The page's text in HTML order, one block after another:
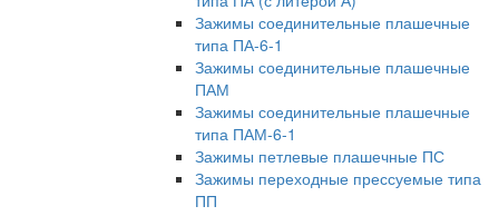
Зажимы соединительные плашечные
типа ПА-6-1
Зажимы соединительные плашечные
ПАМ
Зажимы соединительные плашечные
типа ПАМ-6-1
Зажимы петлевые плашечные ПС
Зажимы переходные прессуемые типа
ПП